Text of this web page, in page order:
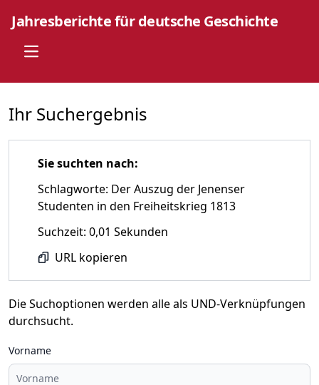
Jahresberichte für deutsche Geschichte
Open main menu
Ihr Suchergebnis
Sie suchten nach:
Schlagworte: Der Auszug der Jenenser
Studenten in den Freiheitskrieg 1813
Suchzeit: 0,01 Sekunden
URL kopieren
Die Suchoptionen werden alle als UND-Verknüpfungen
durchsucht.
Vorname